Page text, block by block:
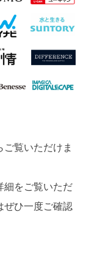
覧いただけま
細をご覧いただ
ぜひ一度ご確認